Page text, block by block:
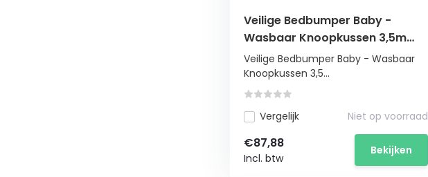
Veilige Bedbumper Baby -
Wasbaar Knoopkussen 3,5m
Lichtroze
Veilige Bedbumper Baby - Wasbaar
Knoopkussen 3,5...
Vergelijk Niet op voorraad
€87,88
Incl. btw
Bekijken